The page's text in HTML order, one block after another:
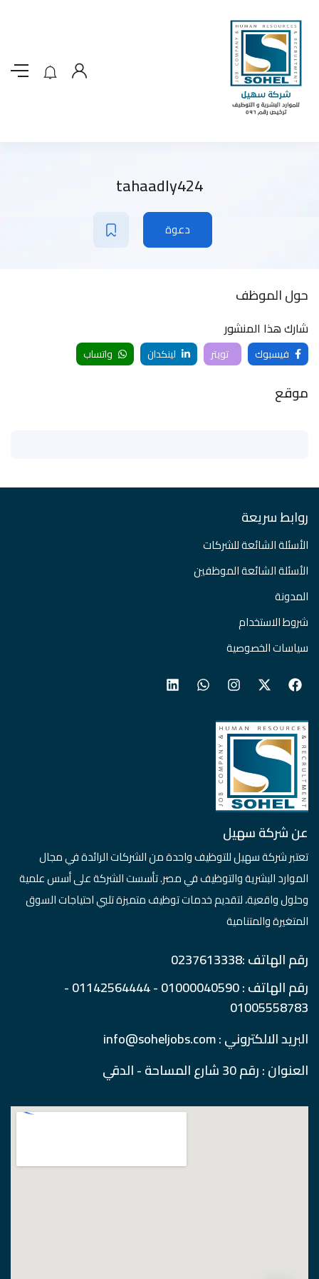
tahaadly424
دعوة
حول الموظف
شارك هذا المنشور
فيسبوك تويتر لينكدان واتساب
موقع
روابط سريعة
الأسئلة الشائعة للشركات
الأسئلة الشائعة الموظفين
المدونة
شروط الاستخدام
سياسات الخصوصية
عن شركة سهيل
تعتبر شركة سهيل للتوظيف واحدة من الشركات الرائدة في مجال
الموارد البشرية والتوظيف في مصر. تأسست الشركة على أسس علمية
وحلول واقعية، لتقديم خدمات توظيف متميزة تلبي احتياجات السوق
المتغيرة والمتنامية
رقم الهاتف :0237613338
رقم الهاتف : 01000040590 - 01142564444 -
01005558783
البريد الالكتروني : info@soheljobs.com
العنوان : رقم 30 شارع المساحة - الدقي